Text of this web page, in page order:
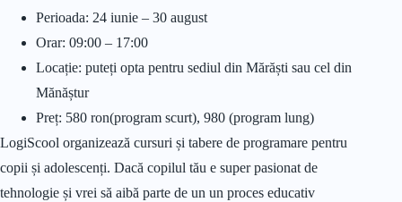
Perioada: 24 iunie – 30 august
Orar: 09:00 – 17:00
Locație: puteți opta pentru sediul din Mărăști sau cel din
Mănăștur
Preț: 580 ron(program scurt), 980 (program lung)
LogiScool organizează cursuri și tabere de programare pentru
copii și adolescenți. Dacă copilul tău e super pasionat de
tehnologie și vrei să aibă parte de un un proces educativ